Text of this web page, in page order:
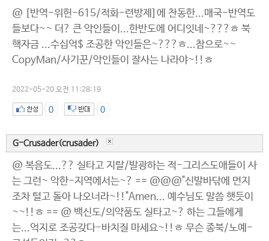
@ [반역-위헌-615/적화-련방제]에 찬동한...매국-반역도
들보다~~ 더? 큰 악인들이...한반도에 어디잇네~???ㅎ 북
핵자금 ...수십억$ 조공한 악인들은~???ㅎ...참으로~~
CopyMan/사기꾼/악인들이 잘사는 나라야~!!ㅎ
2022-05-20 오전 11:28:19
0 0
G-Crusader(crusader)
@ 복음도...?? 실타고 지랄/발광하는 적-그리스도애들이 사
는 그런~ 악한-지역에서는~? == @@@"신발바닦에 먼지
조차 털고 돌아 나오너라~!!"Amen... 예수님도 말씀 햇듯이
~~!!ㅎ == @ 백신도/의약품도 실타고~? 하는 그들에게
는...억지로 조공갖다-바치질 마세요~!!ㅎ 무슨 종북/노예-